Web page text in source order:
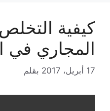
كيفية
المجاري في
17 أبريل، 2017 بقلم